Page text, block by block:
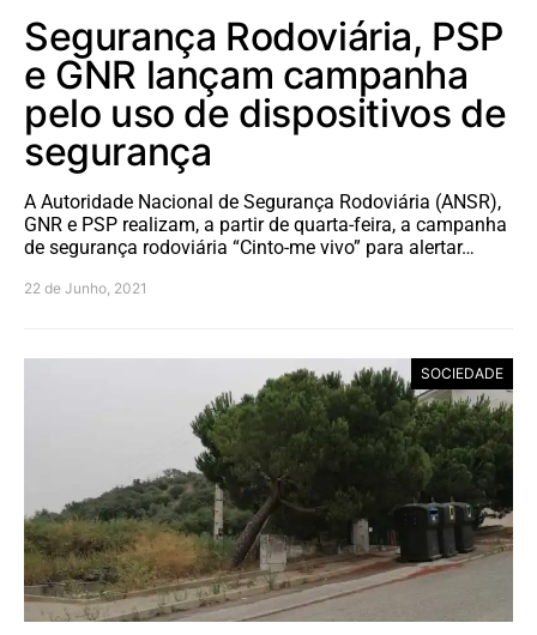
Segurança Rodoviária, PSP
e GNR lançam campanha
pelo uso de dispositivos de
segurança
A Autoridade Nacional de Segurança Rodoviária (ANSR),
GNR e PSP realizam, a partir de quarta-feira, a campanha
de segurança rodoviária “Cinto-me vivo” para alertar…
22 de Junho, 2021
SOCIEDADE